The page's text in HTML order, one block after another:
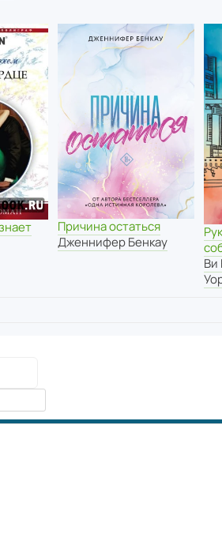
Причина остаться
Дженнифер Бенкау
Ви